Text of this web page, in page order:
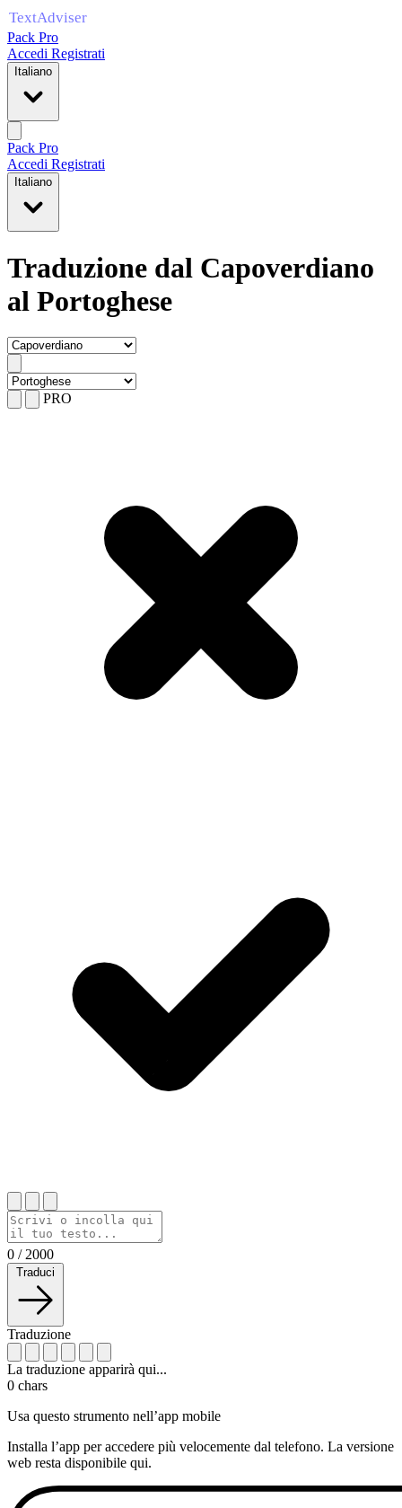
Pack Pro
Accedi Registrati
Italiano
Pack Pro
Accedi Registrati
Italiano
Traduzione dal Capoverdiano
al Portoghese
PRO
0 / 2000
Traduci
Traduzione
La traduzione apparirà qui...
0 chars
Usa questo strumento nell’app mobile
Installa l’app per accedere più velocemente dal telefono. La versione
web resta disponibile qui.